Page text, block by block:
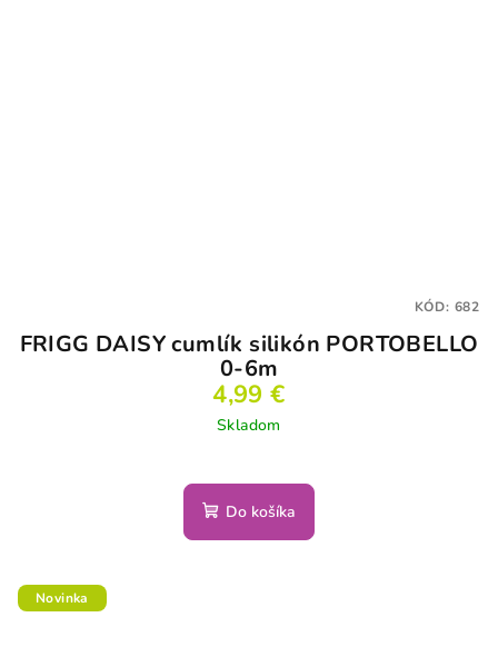
FRIGG DAISY cumlík silikón PORTOBELLO
0-6m
4,99 €
Skladom
Do košíka
KÓD: 682
Novinka